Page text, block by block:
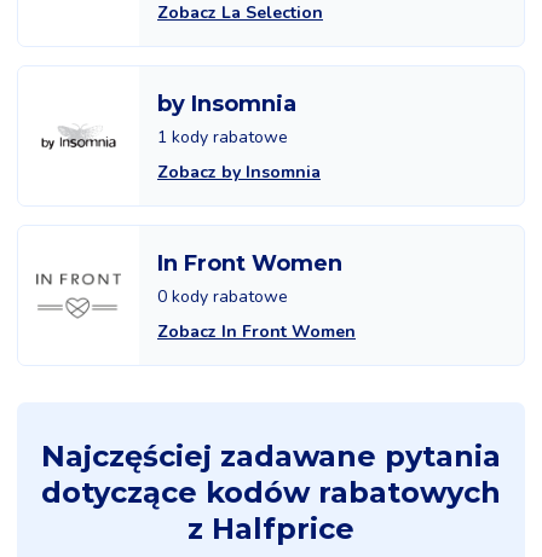
Zobacz La Selection
by Insomnia
1 kody rabatowe
Zobacz by Insomnia
In Front Women
0 kody rabatowe
Zobacz In Front Women
Najczęściej zadawane pytania
dotyczące kodów rabatowych
z Halfprice